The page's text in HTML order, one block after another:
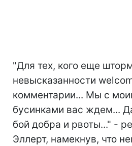
"Для тех, кого еще
невысказанности
комментарии... Мы с
бусинками вас ждем...
бой добра и рвоты..." -
Эллерт, намекнув, что